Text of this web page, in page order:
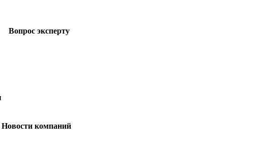
Вопрос эксперту
Новости компаний